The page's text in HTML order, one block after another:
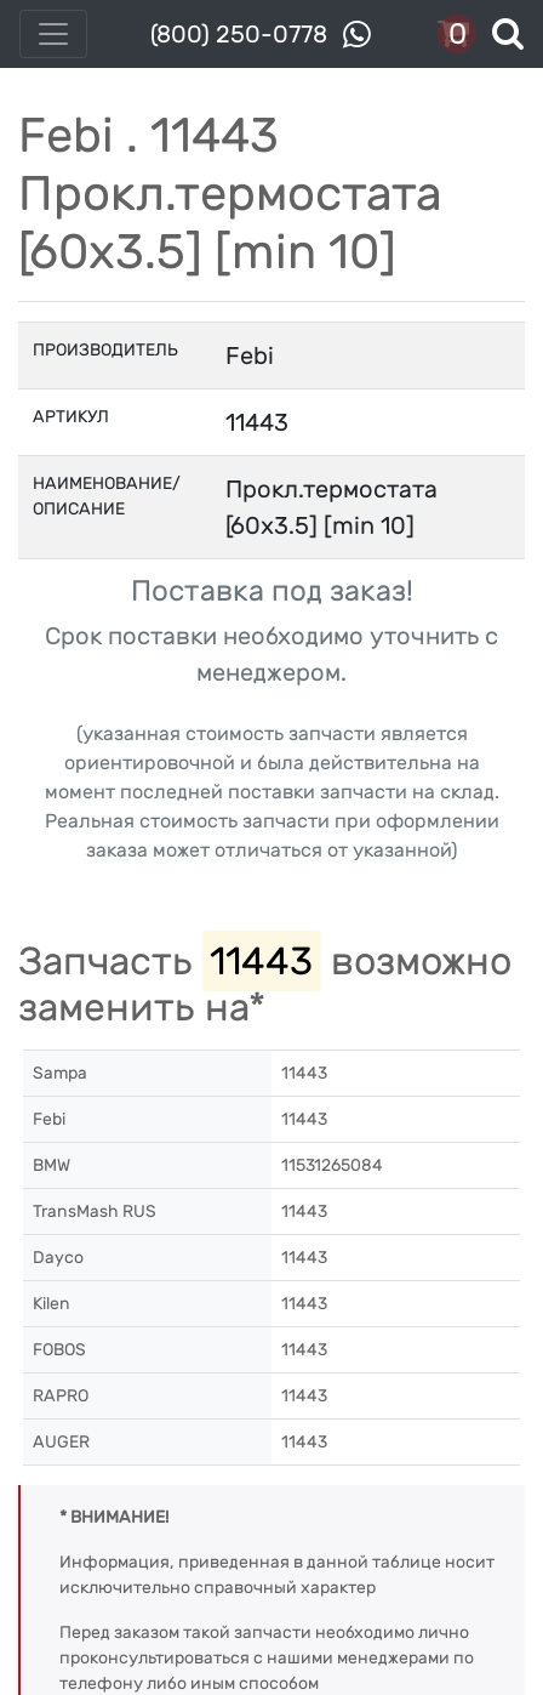
(800) 250-0778 0
Febi . 11443
Прокл.термостата
[60x3.5] [min 10]
ПРОИЗВОДИТЕЛЬ Febi
АРТИКУЛ 11443
НАИМЕНОВАНИЕ/
ОПИСАНИЕ
Прокл.термостата
[60x3.5] [min 10]
Поставка под заказ!
Срок поставки необходимо уточнить с
менеджером.
(указанная стоимость запчасти является
ориентировочной и была действительна на
момент последней поставки запчасти на склад.
Реальная стоимость запчасти при оформлении
заказа может отличаться от указанной)
Запчасть 11443 возможно
заменить на*
Sampa 11443
Febi 11443
BMW 11531265084
TransMash RUS 11443
Dayco 11443
Kilen 11443
FOBOS 11443
RAPRO 11443
AUGER 11443
* ВНИМАНИЕ!
Информация, приведенная в данной таблице носит
исключительно справочный характер
Перед заказом такой запчасти необходимо лично
проконсультироваться с нашими менеджерами по
телефону либо иным способом